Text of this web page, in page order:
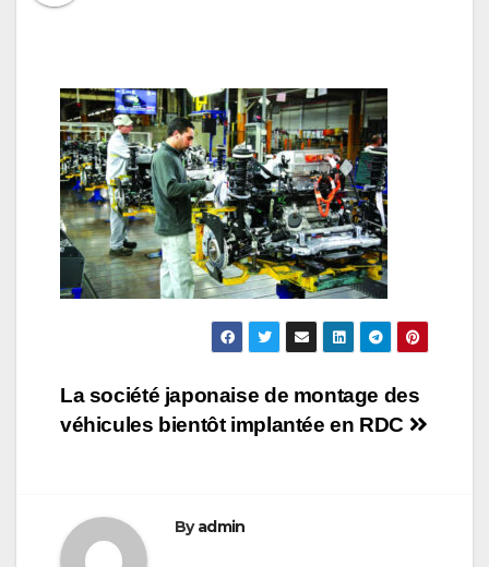
Navigation
La société japonaise de montage des
véhicules bientôt implantée en RDC
Byadmin